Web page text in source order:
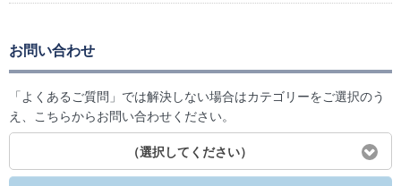
お問い合わせ
「よくあるご質問」では解決しない場合はカテゴリーをご選択のう
え、こちらからお問い合わせください。
（選択してください）